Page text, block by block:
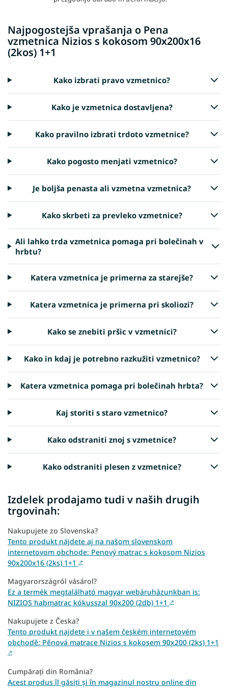
Najpogostejša vprašanja o Pena
vzmetnica Nizios s kokosom 90x200x16
(2kos) 1+1
Kako izbrati pravo vzmetnico?
Kako je vzmetnica dostavljena?
Kako pravilno izbrati trdoto vzmetnice?
Kako pogosto menjati vzmetnico?
Je boljša penasta ali vzmetna vzmetnica?
Kako skrbeti za prevleko vzmetnice?
Ali lahko trda vzmetnica pomaga pri bolečinah v
hrbtu?
Katera vzmetnica je primerna za starejše?
Katera vzmetnica je primerna pri skoliozi?
Kako se znebiti pršic v vzmetnici?
Kako in kdaj je potrebno razkužiti vzmetnico?
Katera vzmetnica pomaga pri bolečinah hrbta?
Kaj storiti s staro vzmetnico?
Kako odstraniti znoj s vzmetnice?
Kako odstraniti plesen z vzmetnice?
Izdelek prodajamo tudi v naših drugih
trgovinah:
Nakupujete zo Slovenska?
Tento produkt nájdete aj na našom slovenskom
internetovom obchode: Penový matrac s kokosom Nizios
90x200x16 (2ks) 1+1 ↗
Magyarországról vásárol?
Ez a termék megtalálható magyar webáruházunkban is:
NIZIOS habmatrac kókusszal 90x200 (2db) 1+1 ↗
Nakupujete z Česka?
Tento produkt najdete i v našem českém internetovém
obchodě: Pěnová matrace Nizios s kokosem 90x200 (2ks) 1+1
↗
Cumpărați din România?
Acest produs îl găsiți și în magazinul nostru online din